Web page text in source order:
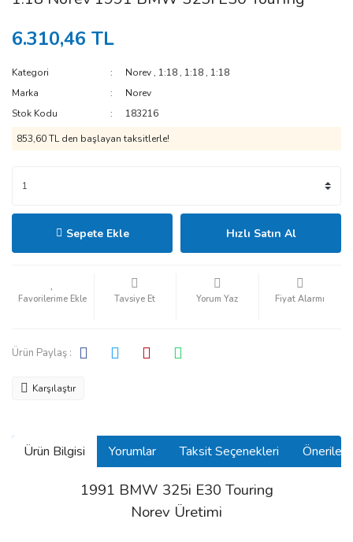
6.310,46 TL
Kategori Norev , 1:18 , 1:18 , 1:18
Marka
Norev
Stok Kodu
183216
853,60 TL den başlayan taksitlerle!
Sepete Ekle Hızlı Satın Al
Tavsiye Et Yorum Yaz Fiyat Alarmı
Ürün Paylaş :
Karşılaştır
Ürün Bilgisi Yorumlar Taksit Seçenekleri
1991 BMW 325i E30 Touring
Norev Üretimi